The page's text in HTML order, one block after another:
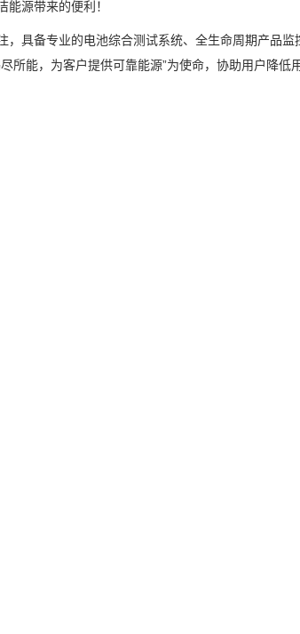
源带来的便利！
，具备专业的电池综合测试系统、全生命周期产品
所能，为客户提供可靠能源”为使命，协助用户降